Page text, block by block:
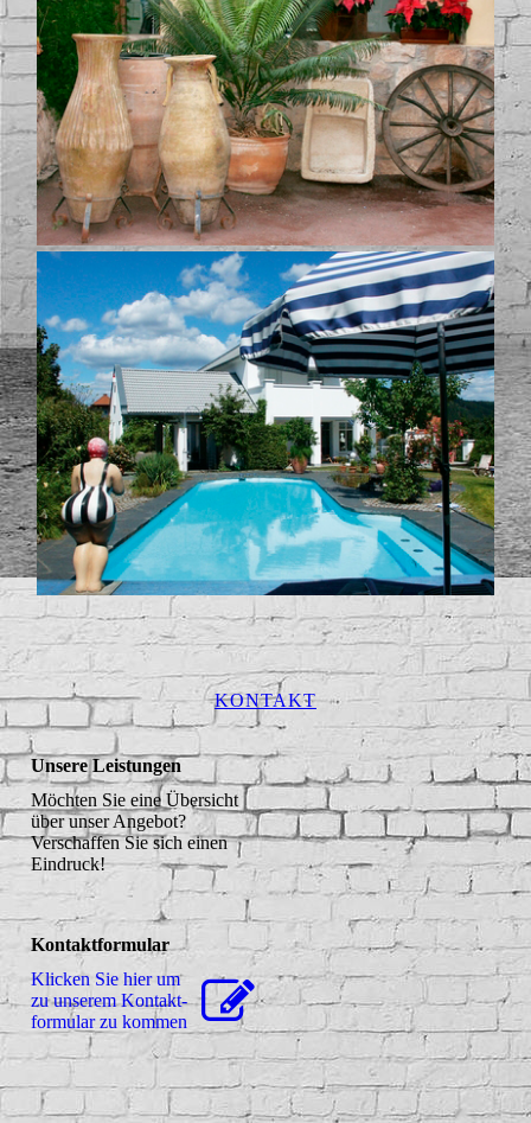
KONTAKT
Unsere Leistungen
Möchten Sie eine Übersicht
über unser Angebot?
Verschaffen Sie sich einen
Eindruck!
Kontaktformular
Klicken Sie hier um
zu unserem Kon­takt­
for­mu­lar zu kommen